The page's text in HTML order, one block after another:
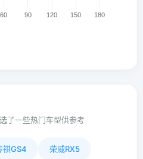
了一些热门车型供参考
祺GS4 荣威RX5